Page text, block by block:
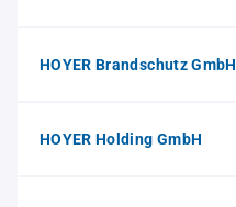
HOYER Brandschutz GmbH
HOYER Holding GmbH